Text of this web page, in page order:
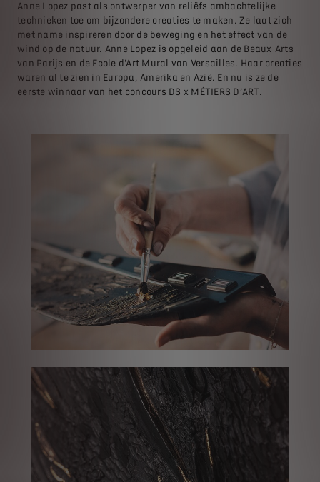
Anne Lopez past als ontwerper van reliëfs ambachtelijke
technieken toe om bijzondere creaties te maken. Ze laat zich
met name inspireren door de beweging en het effect van de
wind op de natuur. Anne Lopez is opgeleid aan de Beaux-Arts
van Parijs en de Ecole d'Art Mural van Versailles. Haar creaties
waren al te zien in Europa, Amerika en Azië. En nu is ze de
eerste winnaar van het concours DS x MÉTIERS D’ART.